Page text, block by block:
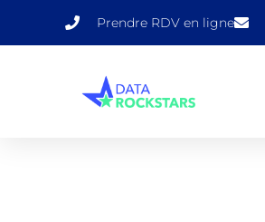
Prendre RDV en ligne